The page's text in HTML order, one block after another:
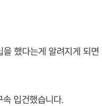
했다는게 알려지게 되
입건했습니다.